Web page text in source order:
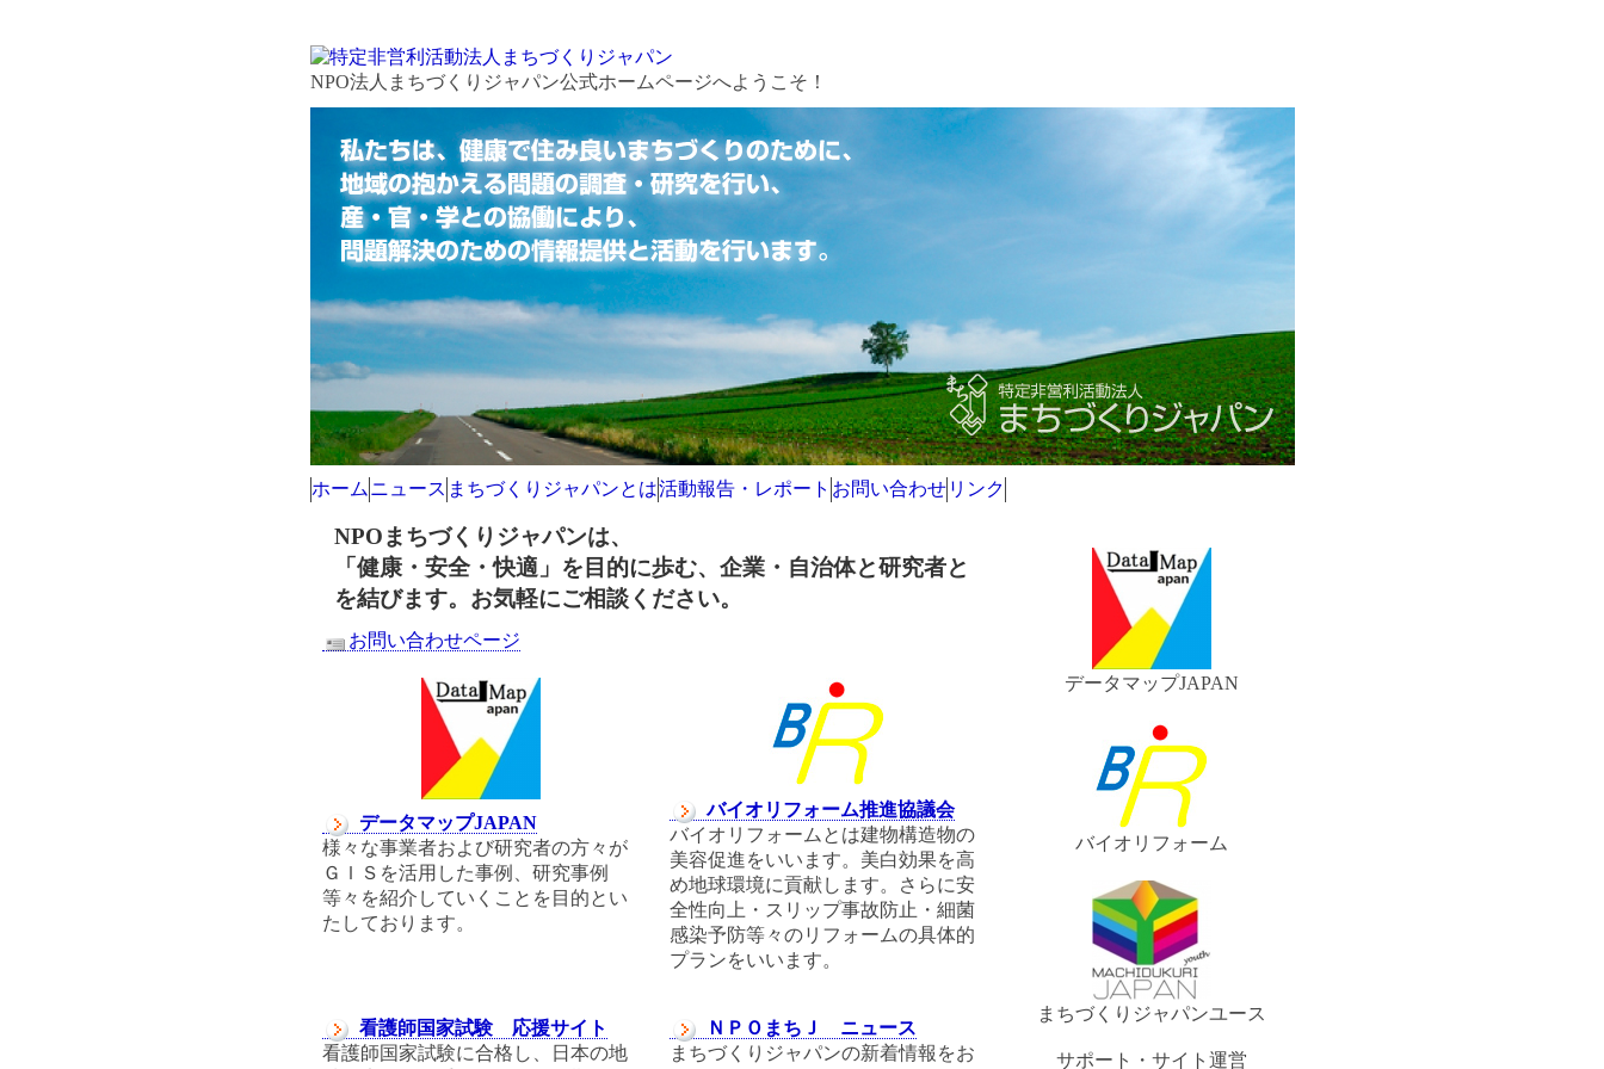
NPO法人まちづくりジャパン公式ホームページへようこそ！
ホーム ニュース まちづくりジャパンとは活動報告・レポート お問い合わせ リンク
NPOまちづくりジャパンは、
「健康・安全・快適」を目的に歩む、企業・自治体と研究者と
を結びます。お気軽にご相談ください。
お問い合わせページ
データマップJAPAN
様々な事業者および研究者の方々が
ＧＩＳを活用した事例、研究事例
等々を紹介していくことを目的とい
たしております。
バイオリフォーム推進協議会
バイオリフォームとは建物構造物の
美容促進をいいます。美白効果を高
め地球環境に貢献します。さらに安
全性向上・スリップ事故防止・細菌
感染予防等々のリフォームの具体的
プランをいいます。
看護師国家試験 応援サイト
看護師国家試験に合格し、日本の地
ＮＰＯまちＪ ニュース
まちづくりジャパンの新着情報をお
データマップJAPAN
バイオリフォーム
まちづくりジャパンユース
サポート・サイト運営